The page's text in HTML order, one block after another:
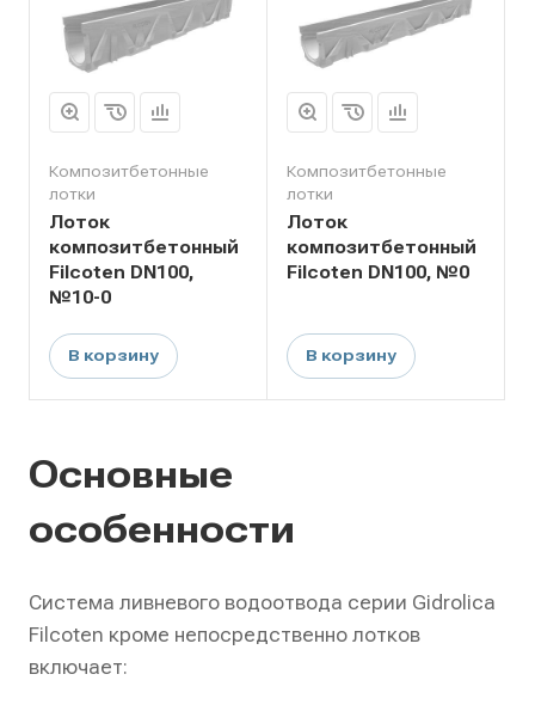
Композитбетонные
лотки
Лоток
композитбетонный
Filcoten DN100,
№10-0
В корзину
Композитбетонные
лотки
Лоток
композитбетонный
Filcoten DN100, №0
В корзину
Основные
особенности
Система ливневого водоотвода серии Gidrolica
Filcoten кроме непосредственно лотков
включает: